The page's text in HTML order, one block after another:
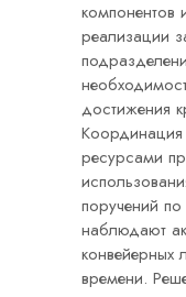
компонентов
реализации
достижения
Координация
ресурсами
поручений
наблюдают
конвейерных
времени.